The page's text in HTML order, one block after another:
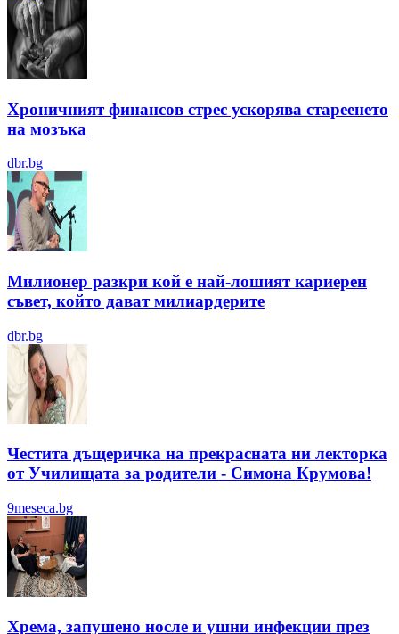
Хроничният финансов стрес ускорява стареенето
на мозъка
dbr.bg
Милионер разкри кой е най-лошият кариерен
съвет, който дават милиардерите
dbr.bg
Честита дъщеричка на прекрасната ни лекторка
от Училищата за родители - Симона Крумова!
9meseca.bg
Хрема, запушено носле и ушни инфекции през